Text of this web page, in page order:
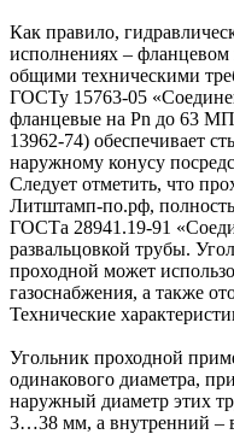
Как правило,
исполнениях – фланцевом
общими техническими
ГОСТу 15763-05
фланцевые на Pn до 63
13962-74) обеспечивает
наружному конусу
Следует отметить, что
Литштамп-по.рф,
ГОСТа 28941.19-91
развальцовкой трубы.
проходной может
газоснабжения, а также
Технические
Угольник проходной
одинакового диаметра,
наружный диаметр этих
3…38 мм, а внутренний –